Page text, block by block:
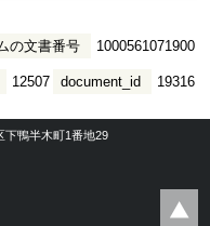
の文書番号 1000561071900
document_id 19316
12507
下鴨半木町1番地29